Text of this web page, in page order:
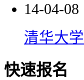
14-04-08
清华大
快速报名